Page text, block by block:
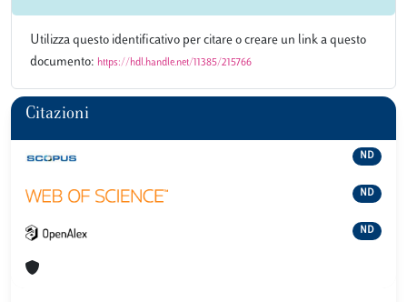
Utilizza questo identificativo per citare o creare un link a questo
documento: https://hdl.handle.net/11385/215766
Citazioni
ND
ND
ND